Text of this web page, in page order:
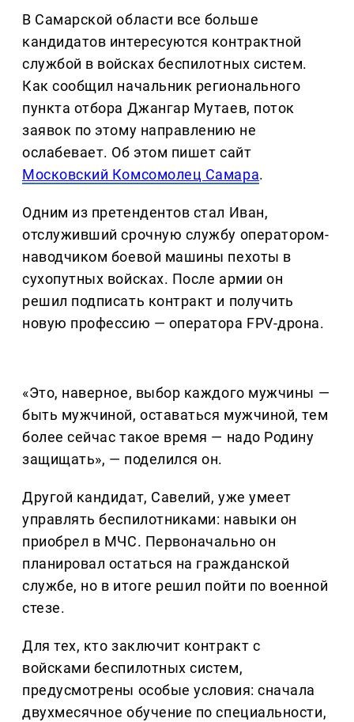
В Самарской области все больше
кандидатов интересуются контрактной
службой в войсках беспилотных систем.
Как сообщил начальник регионального
пункта отбора Джангар Мутаев, поток
заявок по этому направлению не
ослабевает. Об этом пишет сайт
Московский Комсомолец Самара.
Одним из претендентов стал Иван,
отслуживший срочную службу оператором-
наводчиком боевой машины пехоты в
сухопутных войсках. После армии он
решил подписать контракт и получить
новую профессию — оператора FPV-дрона.
«Это, наверное, выбор каждого мужчины —
быть мужчиной, оставаться мужчиной, тем
более сейчас такое время — надо Родину
защищать», — поделился он.
Другой кандидат, Савелий, уже умеет
управлять беспилотниками: навыки он
приобрел в МЧС. Первоначально он
планировал остаться на гражданской
службе, но в итоге решил пойти по военной
стезе.
Для тех, кто заключит контракт с
войсками беспилотных систем,
предусмотрены особые условия: сначала
двухмесячное обучение по специальности,